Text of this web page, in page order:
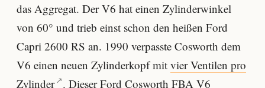
das Aggregat. Der V6 hat einen Zylinderwinkel
von 60° und trieb einst schon den heißen Ford
Capri 2600 RS an. 1990 verpasste Cosworth dem
V6 einen neuen Zylinderkopf mit vier Ventilen pro
Zylinder . Dieser Ford Cosworth FBA V6